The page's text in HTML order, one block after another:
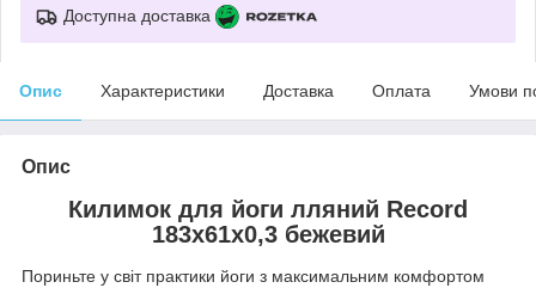
Доступна доставка
Опис Характеристики Доставка Оплата Умови
Опис
Килимок для йоги лляний Record
183x61x0,3 бежевий
Пориньте у світ практики йоги з максимальним комфортом